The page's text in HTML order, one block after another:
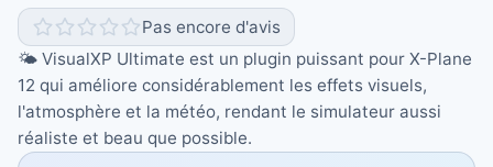
Pas encore d'avis
🌤️ VisualXP Ultimate est un plugin puissant pour X-Plane
12 qui améliore considérablement les effets visuels,
l'atmosphère et la météo, rendant le simulateur aussi
réaliste et beau que possible.